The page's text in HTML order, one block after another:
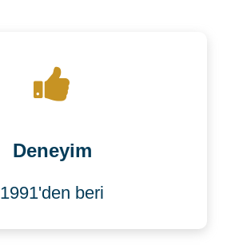
Deneyim
1991'den beri